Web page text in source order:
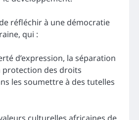
réfléchir à une démocratie
qui :
d’expression, la séparation
protection des droits
les soumettre à des tutelles
culturelles africaines de